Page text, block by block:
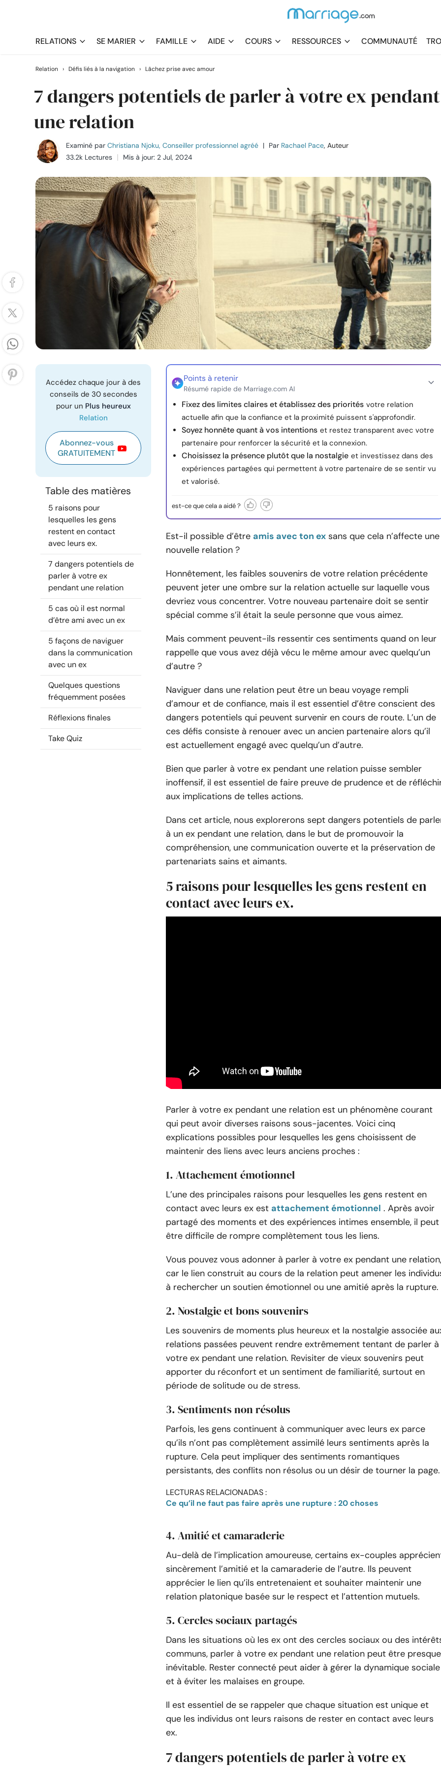
RELATIONS SE MARIER FAMILLE AIDE COURS RESSOURCES COMMUNAUTÉ
Relation › Défis liés à la navigation › Lâchez prise avec amour
7 dangers potentiels de parler à votre ex pendant
une relation
Examiné par Christiana Njoku, Conseiller professionnel agréé | Par Rachael Pace, Auteur
33.2k Lectures
Mis à jour: 2 Jul, 2024
Accédez chaque jour à des
conseils de 30 secondes
pour un Plus heureux
Relation
Abonnez-vous
GRATUITEMENT
Table des matières
5 raisons pour
lesquelles les gens
restent en contact
avec leurs ex.
7 dangers potentiels de
parler à votre ex
pendant une relation
5 cas où il est normal
d’être ami avec un ex
5 façons de naviguer
dans la communication
avec un ex
Quelques questions
fréquemment posées
Réflexions finales
Take Quiz
Points à retenir
Résumé rapide de Marriage.com AI
Fixez des limites claires et établissez des priorités votre relation
actuelle afin que la confiance et la proximité puissent s'approfondir.
Soyez honnête quant à vos intentions et restez transparent avec votre
partenaire pour renforcer la sécurité et la connexion.
Choisissez la présence plutôt que la nostalgie et investissez dans des
expériences partagées qui permettent à votre partenaire de se sentir vu
et valorisé.
est-ce que cela a aidé ?
Est-il possible d’être amis avec ton ex sans que cela n’affecte une
nouvelle relation ?
Honnêtement, les faibles souvenirs de votre relation précédente
peuvent jeter une ombre sur la relation actuelle sur laquelle vous
devriez vous concentrer. Votre nouveau partenaire doit se sentir
spécial comme s’il était la seule personne que vous aimez.
Mais comment peuvent-ils ressentir ces sentiments quand on leur
rappelle que vous avez déjà vécu le même amour avec quelqu’un
d’autre ?
Naviguer dans une relation peut être un beau voyage rempli
d’amour et de confiance, mais il est essentiel d’être conscient des
dangers potentiels qui peuvent survenir en cours de route. L’un de
ces défis consiste à renouer avec un ancien partenaire alors qu’il
est actuellement engagé avec quelqu’un d’autre.
Bien que parler à votre ex pendant une relation puisse sembler
inoffensif, il est essentiel de faire preuve de prudence et de
aux implications de telles actions.
Dans cet article, nous explorerons sept dangers potentiels de
à un ex pendant une relation, dans le but de promouvoir la
compréhension, une communication ouverte et la préservation de
partenariats sains et aimants.
5 raisons pour lesquelles les gens restent en
contact avec leurs ex.
Parler à votre ex pendant une relation est un phénomène courant
qui peut avoir diverses raisons sous-jacentes. Voici cinq
explications possibles pour lesquelles les gens choisissent de
maintenir des liens avec leurs anciens proches :
1. Attachement émotionnel
L’une des principales raisons pour lesquelles les gens restent en
contact avec leurs ex est attachement émotionnel . Après avoir
partagé des moments et des expériences intimes ensemble, il peut
être difficile de rompre complètement tous les liens.
Vous pouvez vous adonner à parler à votre ex pendant une relation,
car le lien construit au cours de la relation peut amener les
à rechercher un soutien émotionnel ou une amitié après la rupture.
2. Nostalgie et bons souvenirs
Les souvenirs de moments plus heureux et la nostalgie associée
relations passées peuvent rendre extrêmement tentant de parler à
votre ex pendant une relation. Revisiter de vieux souvenirs peut
apporter du réconfort et un sentiment de familiarité, surtout en
période de solitude ou de stress.
3. Sentiments non résolus
Parfois, les gens continuent à communiquer avec leurs ex parce
qu’ils n’ont pas complètement assimilé leurs sentiments après la
rupture. Cela peut impliquer des sentiments romantiques
persistants, des conflits non résolus ou un désir de tourner la page.
LECTURAS RELACIONADAS :
Ce qu’il ne faut pas faire après une rupture : 20 choses
4. Amitié et camaraderie
Au-delà de l’implication amoureuse, certains ex-couples
sincèrement l’amitié et la camaraderie de l’autre. Ils peuvent
apprécier le lien qu’ils entretenaient et souhaiter maintenir une
relation platonique basée sur le respect et l’attention mutuels.
5. Cercles sociaux partagés
Dans les situations où les ex ont des cercles sociaux ou des
communs, parler à votre ex pendant une relation peut être presque
inévitable. Rester connecté peut aider à gérer la dynamique sociale
et à éviter les malaises en groupe.
Il est essentiel de se rappeler que chaque situation est unique et
que les individus ont leurs raisons de rester en contact avec leurs
ex.
7 dangers potentiels de parler à votre ex